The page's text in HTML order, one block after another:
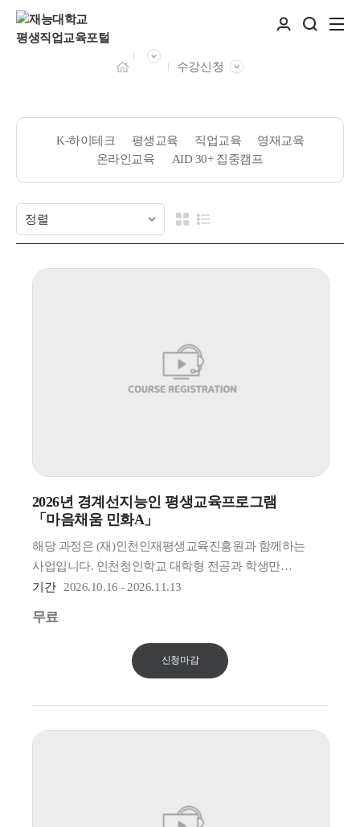
수강신청
K-하이테크 평생교육 직업교육
영재교육
온라인교육
AID 30+ 집중캠프
2026년 경계선지능인 평생교육프로그램
「마음채움 민화A」
해당 과정은 (재)인천인재평생교육진흥원과 함께하는
사업입니다. 인천청인학교 대학형 전공과 학생만
수강신청 가능합니다.
예정입니다. (경계선 지능인 여부 확인)
기간 2026.10.16 - 2026.11.13
무료
신청마감